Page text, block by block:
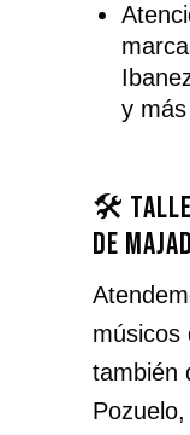
y más
🛠️
de
músicos
también